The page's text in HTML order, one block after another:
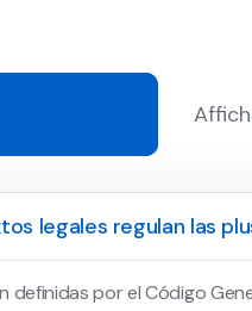
legales regulan las
definidas por el Código